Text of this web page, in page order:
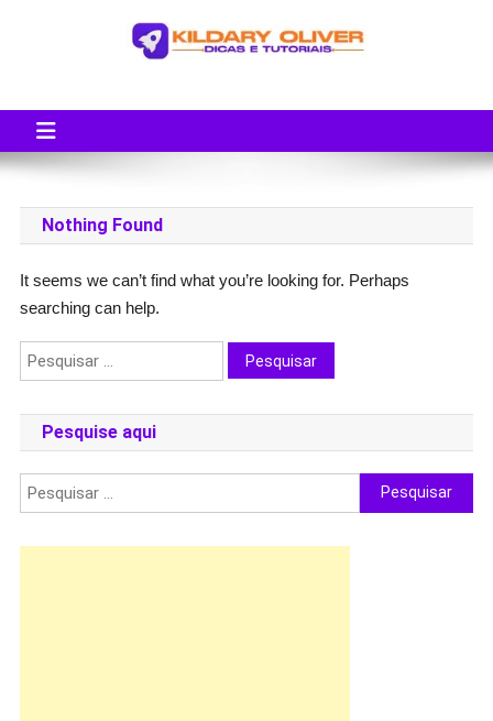
Nothing Found
It seems we can’t find what you’re looking for. Perhaps
searching can help.
Pesquisar
por:
Pesquise aqui
Pesquisar
por: